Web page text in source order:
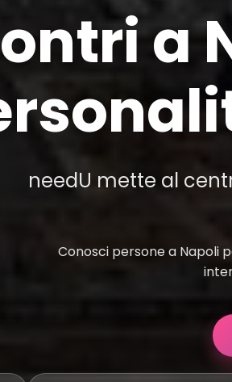
a
needU mette al
Conosci persone a Napoli